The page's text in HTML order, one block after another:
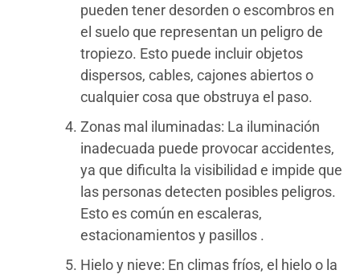
pueden tener desorden o escombros en
el suelo que representan un peligro de
tropiezo. Esto puede incluir objetos
dispersos, cables, cajones abiertos o
cualquier cosa que obstruya el paso.
Zonas mal iluminadas: La iluminación
inadecuada puede provocar accidentes,
ya que dificulta la visibilidad e impide que
las personas detecten posibles peligros.
Esto es común en escaleras,
estacionamientos y pasillos .
Hielo y nieve: En climas fríos, el hielo o la